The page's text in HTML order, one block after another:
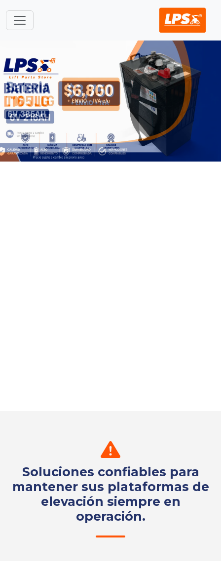
Soluciones confiables para
mantener sus plataformas de
elevación siempre en
operación.